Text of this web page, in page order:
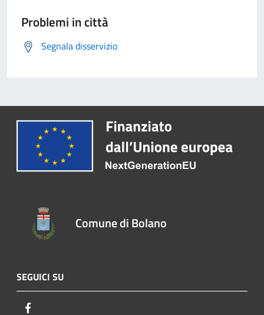
Problemi in città
Segnala disservizio
Comune di Bolano
SEGUICI SU